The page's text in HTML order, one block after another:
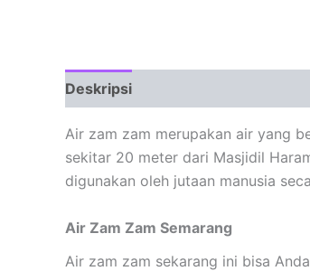
Deskripsi
Air zam zam merupakan air yang
sekitar 20 meter dari Masjidil
digunakan oleh jutaan manusia
Air Zam Zam Semarang
Air zam zam sekarang ini bisa